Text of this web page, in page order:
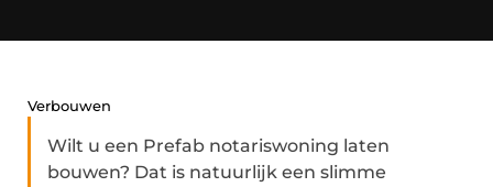
Verbouwen
Wilt u een Prefab notariswoning laten
bouwen? Dat is natuurlijk een slimme